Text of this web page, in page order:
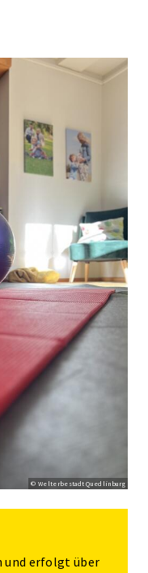
© Welterbestadt Quedlinburg
und erfolgt über